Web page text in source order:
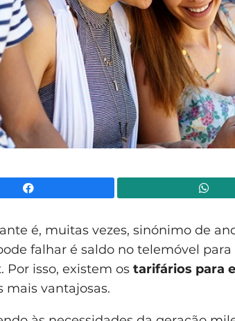
é, muitas vezes, sinónimo de
falhar é saldo no telemóvel
Por isso, existem os tarifários para
mais vantajosas.